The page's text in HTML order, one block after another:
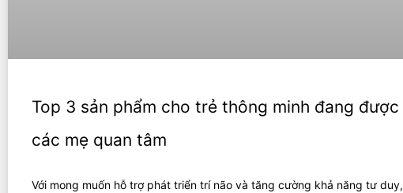
Top 3 sản phẩm cho trẻ thông minh đang được
các mẹ quan tâm
Với mong muốn hỗ trợ phát triển trí não và tăng cường khả năng tư duy,